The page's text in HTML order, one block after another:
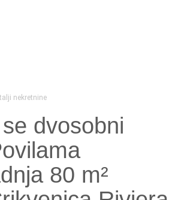
nekretnine
dvosobni
80 m²